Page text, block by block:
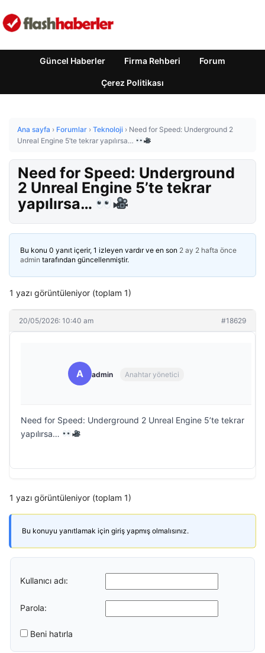
Güncel Haberler Firma Rehberi Forum
Çerez Politikası
Ana sayfa › Forumlar › Teknoloji › Need for Speed: Underground 2
Unreal Engine 5’te tekrar yapılırsa…
Need for Speed: Underground
2 Unreal Engine 5’te tekrar
yapılırsa…
Bu konu 0 yanıt içerir, 1 izleyen vardır ve en son 2 ay 2 hafta önce
admin tarafından güncellenmiştir.
1 yazı görüntüleniyor (toplam 1)
20/05/2026: 10:40 am #18629
A admin Anahtar yönetici
Need for Speed: Underground 2 Unreal Engine 5’te tekrar
yapılırsa…
1 yazı görüntüleniyor (toplam 1)
Bu konuyu yanıtlamak için giriş yapmış olmalısınız.
Kullanıcı adı:
Parola:
Beni hatırla